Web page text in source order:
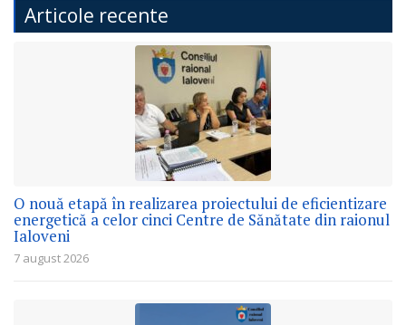
Articole recente
O nouă etapă în realizarea proiectului de eficientizare
energetică a celor cinci Centre de Sănătate din raionul
Ialoveni
7 august 2026